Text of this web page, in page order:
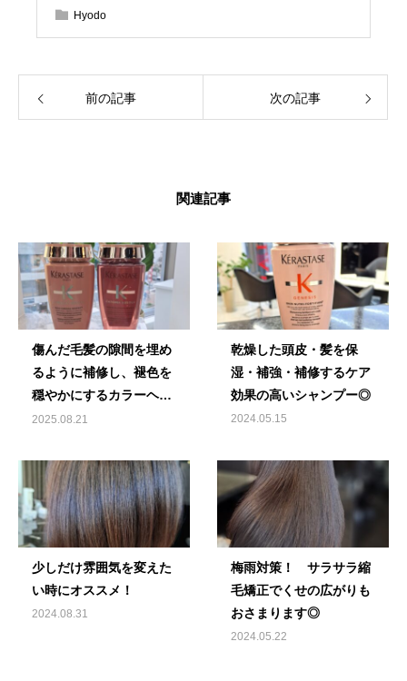
Hyodo
前の記事 次の記事
関連記事
傷んだ毛髪の隙間を埋め
るように補修し、褪色を
穏やかにするカラーヘア
専用シャンプー♪
2025.08.21
乾燥した頭皮・髪を保
湿・補強・補修するケア
効果の高いシャンプー◎
2024.05.15
少しだけ雰囲気を変えた
い時にオススメ！
2024.08.31
梅雨対策！ サラサラ縮
毛矯正でくせの広がりも
おさまります◎
2024.05.22